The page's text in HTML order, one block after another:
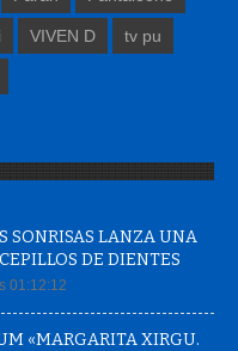
VIVEN D tv pu
DE DIENTES
01:12:12
«MARGARITA XIRGU.
CONTINENTES»